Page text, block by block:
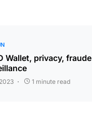
Wallet, privacy, fraude
1 minute read